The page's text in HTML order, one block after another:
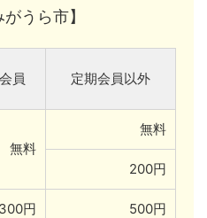
うら市】
員 定期会員以外
無料
無料
200円
300円 500円